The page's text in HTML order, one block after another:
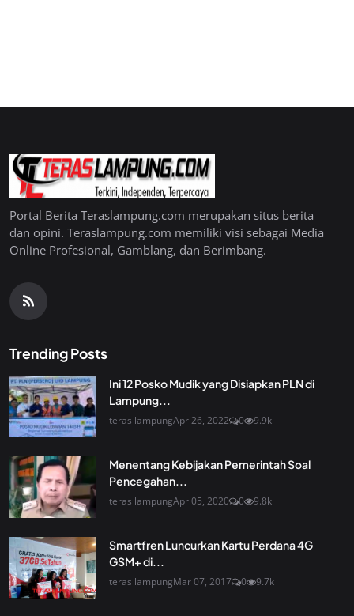
Portal Berita Teraslampung.com merupakan situs berita
dan opini. Teraslampung.com memiliki visi sebagai Media
Online Profesional, Gamblang, dan Berimbang.
Trending Posts
Ini 12 Posko Mudik yang Disiapkan PLN di
Lampung...
teras lampungApr 26, 2022 0 9.9k
Menentang Kebijakan Pemerintah Soal
Pencegahan...
teras lampungApr 05, 2020 0 9.8k
Smartfren Luncurkan Kartu Perdana 4G
GSM+ di...
teras lampungMar 07, 2017 0 9.7k